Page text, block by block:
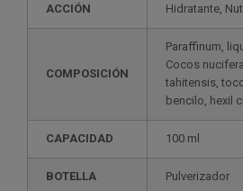
ACCIÓN Hidratante,
COMPOSICIÓN
Paraffinum,
Cocos
tahitensis,
bencilo, hexil
CAPACIDAD 100 ml
BOTELLA Pulverizador